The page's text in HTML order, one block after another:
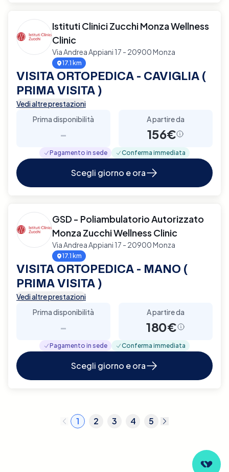
Istituti Clinici Zucchi Monza Wellness
Clinic
Via Andrea Appiani 17 - 20900 Monza
17.1 km
VISITA ORTOPEDICA - CAVIGLIA (
PRIMA VISITA )
Vedi altre prestazioni
Prima disponibilità
-
A partire da
156€
Pagamento in sede Conferma immediata
Scegli giorno e ora
GSD - Poliambulatorio Autorizzato
Monza Zucchi Wellness Clinic
Via Andrea Appiani 17 - 20900 Monza
17.1 km
VISITA ORTOPEDICA - MANO (
PRIMA VISITA )
Vedi altre prestazioni
Prima disponibilità
-
A partire da
180€
Pagamento in sede Conferma immediata
Scegli giorno e ora
1 2 3 4 5